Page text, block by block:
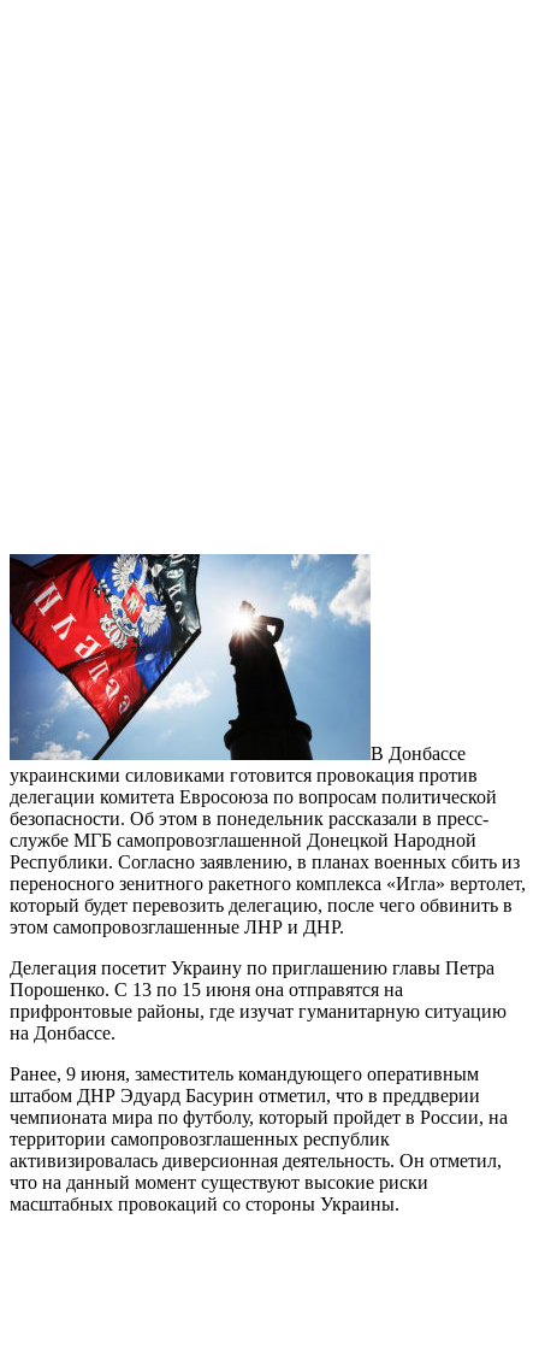
В Донбассе
украинскими силовиками готовится провокация против
делегации комитета Евросоюза по вопросам политической
безопасности. Об этом в понедельник рассказали в пресс-
службе МГБ самопровозглашенной Донецкой Народной
Республики. Согласно заявлению, в планах военных сбить из
переносного зенитного ракетного комплекса «Игла» вертолет,
который будет перевозить делегацию, после чего обвинить в
этом самопровозглашенные ЛНР и ДНР.
Делегация посетит Украину по приглашению главы Петра
Порошенко. С 13 по 15 июня она отправятся на
прифронтовые районы, где изучат гуманитарную ситуацию
на Донбассе.
Ранее, 9 июня, заместитель командующего оперативным
штабом ДНР Эдуард Басурин отметил, что в преддверии
чемпионата мира по футболу, который пройдет в России, на
территории самопровозглашенных республик
активизировалась диверсионная деятельность. Он отметил,
что на данный момент существуют высокие риски
масштабных провокаций со стороны Украины.